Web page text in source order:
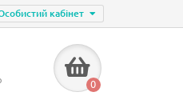
кабінет
0